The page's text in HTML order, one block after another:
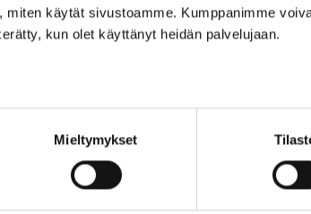
miten käytät sivustoamme. Kumppanimme
kun olet käyttänyt heidän palvelujaan.
Mieltymykset